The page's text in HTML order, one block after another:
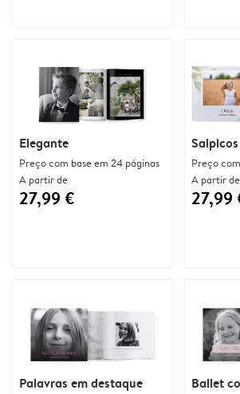
Preço
A partir de
27,99
Palavras em destaque Ballet
Elegante
Preço com base em 24 páginas
A partir de
27,99 €